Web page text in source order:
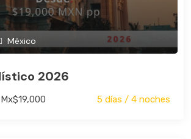
México
2026
5 días / 4 noches